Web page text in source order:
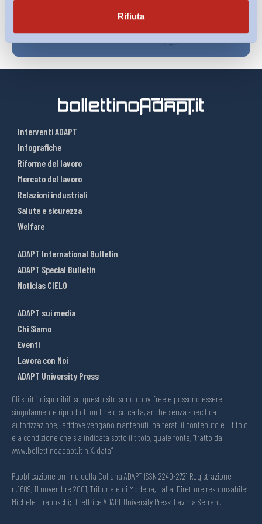
Rifiuta
Interventi ADAPT
Infografiche
Riforme del lavoro
Mercato del lavoro
Relazioni industriali
Salute e sicurezza
Welfare
ADAPT International Bulletin
ADAPT Special Bulletin
Noticias CIELO
ADAPT sui media
Chi Siamo
Eventi
Lavora con Noi
ADAPT University Press
Gli scritti disponibili su questo sito sono copy-free e possono essere
singolarmente riprodotti on line o su carta, anche senza specifica
autorizzazione, laddove vengano mantenuti inalterati il contenuto e il titolo
e a condizione che sia indicata sotto il titolo, quale fonte, “tratto da
www.bollettinoadapt.it n.X, data“
Pubblicazione on line della Collana ADAPT ISSN 2240-2721 Registrazione
n.1609, 11 novembre 2001, Tribunale di Modena, Italia. Direttore responsabile:
Michele Tiraboschi; Direttrice ADAPT University Press: Lavinia Serrani.